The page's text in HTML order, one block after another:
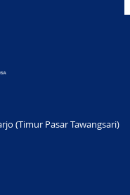
(Timur Pasar Tawangsari)